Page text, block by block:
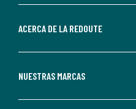
ACERCA DE LA REDOUTE
NUESTRAS MARCAS